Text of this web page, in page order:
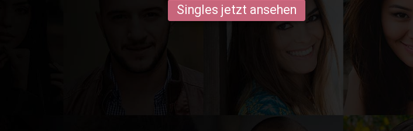
Singles jetzt ansehen